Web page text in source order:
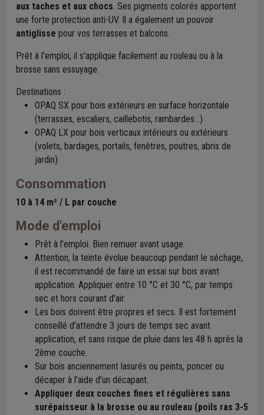
aux taches et aux chocs. Ses pigments colorés apportent
une forte protection anti-UV. Il a également un pouvoir
antiglisse pour vos terrasses et balcons.
Prêt à l'emploi, il s'applique facilement au rouleau ou à la
brosse sans essuyage.
Destinations :
OPAQ SX pour bois extérieurs en surface horizontale
(terrasses, escaliers, caillebotis, rambardes...)
OPAQ LX pour bois verticaux intérieurs ou extérieurs
(volets, bardages, portails, fenêtres, poutres, abris de
jardin)
Consommation
10 à 14 m² / L par couche
Mode d'emploi
Prêt à l'emploi. Bien remuer avant usage.
Attention, la teinte évolue beaucoup pendant le séchage,
il est recommandé de faire un essai sur bois avant
application. Appliquer entre 10 °C et 30 °C, par temps
sec et hors courant d'air.
Les bois doivent être propres et secs. Il est fortement
conseillé d'attendre 3 jours de temps sec avant
application, et sans risque de pluie dans les 48 h après la
2ème couche.
Sur bois anciennement lasurés ou peints, poncer ou
décaper à l'aide d'un décapant.
Appliquer deux couches fines et régulières sans
surépaisseur à la brosse ou au rouleau (poils ras 3-5